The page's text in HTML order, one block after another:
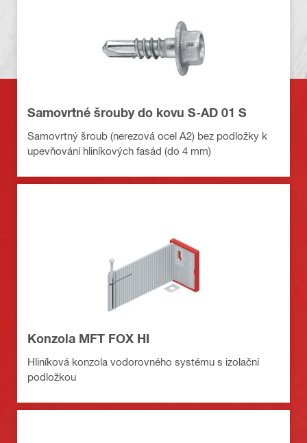
Samovrtné šrouby do kovu S-AD 01 S
Samovrtný šroub (nerezová ocel A2) bez podložky k
upevňování hliníkových fasád (do 4 mm)
Konzola MFT FOX HI
Hliníková konzola vodorovného systému s izolační
podložkou